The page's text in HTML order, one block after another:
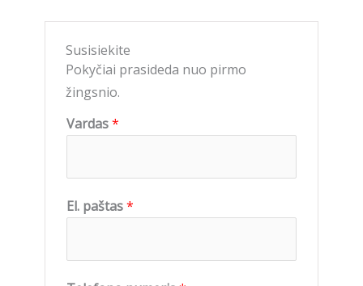
o
o
k
r
Susisiekite
Pokyčiai prasideda nuo pirmo
žingsnio.
Vardas*
El. paštas*